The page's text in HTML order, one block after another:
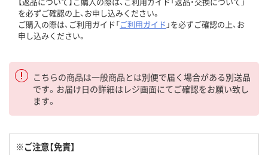
を必ずご確認の上、お申し込みください。
ご購入の際は、ご利用ガイド「ご利用ガイド 」を必ずご確認の上、お
申し込みください。
こちらの商品は一般商品とは別便で届く場合がある別送品
です。お届け日の詳細はレジ画面にてご確認をお願い致し
ます。
※ご注意【免責】